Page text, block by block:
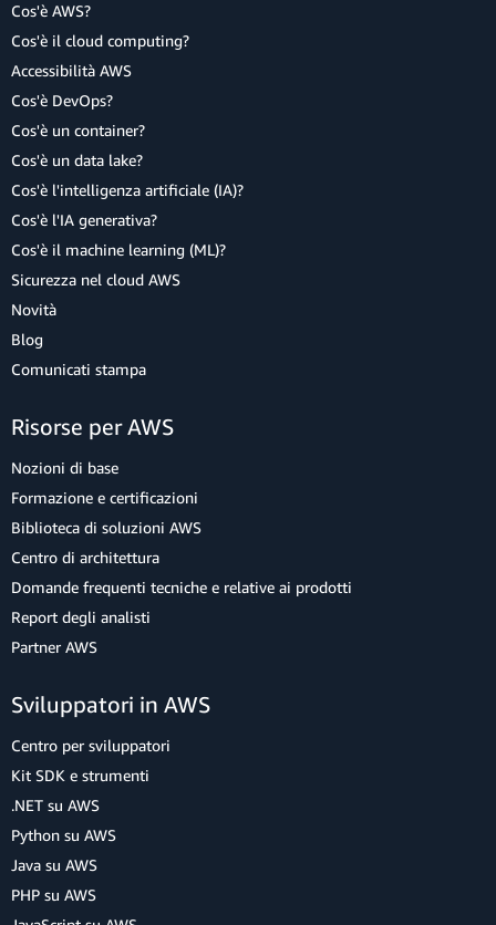
Cos'è AWS?
Cos'è il cloud computing?
Accessibilità AWS
Cos'è DevOps?
Cos'è un container?
Cos'è un data lake?
Cos'è l'intelligenza artificiale (IA)?
Cos'è l'IA generativa?
Cos'è il machine learning (ML)?
Sicurezza nel cloud AWS
Novità
Blog
Comunicati stampa
Risorse per AWS
Nozioni di base
Formazione e certificazioni
Biblioteca di soluzioni AWS
Centro di architettura
Domande frequenti tecniche e relative ai prodotti
Report degli analisti
Partner AWS
Sviluppatori in AWS
Centro per sviluppatori
Kit SDK e strumenti
.NET su AWS
Python su AWS
Java su AWS
PHP su AWS